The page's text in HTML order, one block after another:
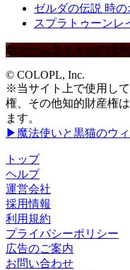
ゼルダの伝説 時
スプラトゥーンレ
当ゲームタイトルの権
© COLOPL, Inc.
※当サイト上で使用し
権、その他知的財産権
ます。
▶魔法使いと黒猫のウ
トップ
ヘルプ
運営会社
採用情報
利用規約
プライバシーポリシー
広告のご案内
お問い合わせ